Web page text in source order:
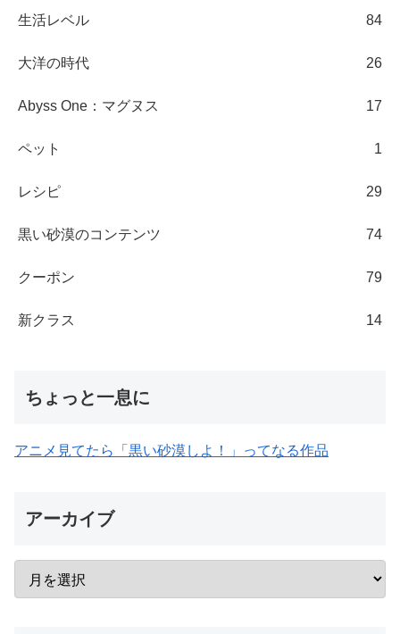
生活レベル 84
大洋の時代 26
Abyss One：マグヌス 17
ペット 1
レシピ 29
黒い砂漠のコンテンツ 74
クーポン 79
新クラス 14
ちょっと一息に
アニメ見てたら「黒い砂漠しよ！」ってなる作品
アーカイブ